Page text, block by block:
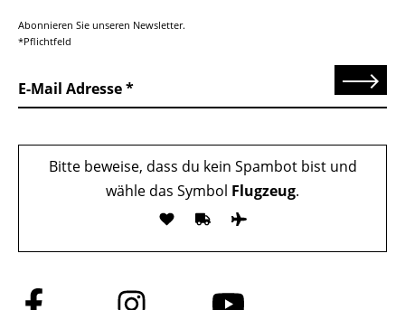
Abonnieren Sie unseren Newsletter.
*Pflichtfeld
E-Mail Adresse Senden
Bitte beweise, dass du kein Spambot bist und
wähle das Symbol Flugzeug.
Folge
Folge
Folge